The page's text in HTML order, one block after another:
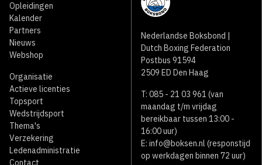
Opleidingen
Kalender
Partners
Nieuws
Webshop
Organisatie
Actieve licenties
Topsport
Wedstrijdsport
Thema's
Verzekering
Ledenadministratie
Contact
Nederlandse Boksbond |
Dutch Boxing Federation
Postbus 91594
2509 ED Den Haag
T: 085 - 21 03 961 (van
maandag t/m vrijdag
bereikbaar tussen 13:00 -
16:00 uur)
E: info@boksen.nl (responstijd
op werkdagen binnen 72 uur)